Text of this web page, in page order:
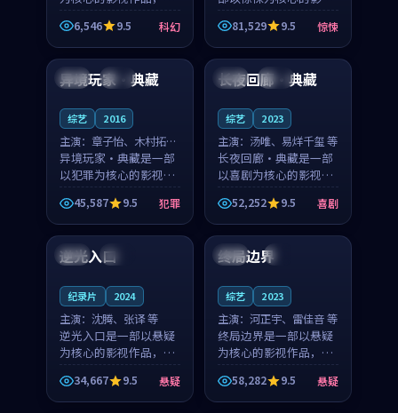
绕危机、反转与人物成
长展开，整体节奏紧
凑，值得推荐观看。
6,546 9.5 科幻
作品，围绕危机、反转
与人物成长展开，整体
节奏紧凑，值得推荐观
81,529 9.5 惊悚
法国 杜比
异境玩家·典藏
综艺 2016
主演： 章子怡、木村拓哉
等
异境玩家·典藏是一部
以犯罪为核心的影视作
品，围绕危机、反转与
人物成长展开，整体节
奏紧凑，值得推荐观
看。
45,587 9.5 犯罪
韩国 高分
长夜回廊·典藏
综艺 2023
主演： 汤唯、易烊千玺 等
长夜回廊·典藏是一部
以喜剧为核心的影视作
品，围绕危机、反转与
人物成长展开，整体节
奏紧凑，值得推荐观
看。
52,252 9.5 喜剧
泰国 完结
逆光入口
纪录片 2024
主演： 沈腾、张译 等
逆光入口是一部以悬疑
为核心的影视作品，围
绕危机、反转与人物成
长展开，整体节奏紧
凑，值得推荐观看。
34,667 9.5 悬疑
泰国 4K
终局边界
综艺 2023
主演： 河正宇、雷佳音 等
终局边界是一部以悬疑
为核心的影视作品，围
绕危机、反转与人物成
长展开，整体节奏紧
凑，值得推荐观看。
58,282 9.5 悬疑